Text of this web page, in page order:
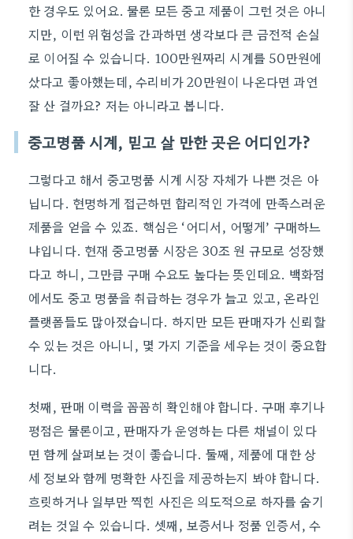
한 경우도 있어요. 물론 모든 중고 제품이 그런 것은 아니
지만, 이런 위험성을 간과하면 생각보다 큰 금전적 손실
로 이어질 수 있습니다. 100만원짜리 시계를 50만원에
샀다고 좋아했는데, 수리비가 20만원이 나온다면 과연
잘 산 걸까요? 저는 아니라고 봅니다.
중고명품 시계, 믿고 살 만한 곳은 어디인가?
그렇다고 해서 중고명품 시계 시장 자체가 나쁜 것은 아
닙니다. 현명하게 접근하면 합리적인 가격에 만족스러운
제품을 얻을 수 있죠. 핵심은 ‘어디서, 어떻게’ 구매하느
냐입니다. 현재 중고명품 시장은 30조 원 규모로 성장했
다고 하니, 그만큼 구매 수요도 높다는 뜻인데요. 백화점
에서도 중고 명품을 취급하는 경우가 늘고 있고, 온라인
플랫폼들도 많아졌습니다. 하지만 모든 판매자가 신뢰할
수 있는 것은 아니니, 몇 가지 기준을 세우는 것이 중요합
니다.
첫째, 판매 이력을 꼼꼼히 확인해야 합니다. 구매 후기나
평점은 물론이고, 판매자가 운영하는 다른 채널이 있다
면 함께 살펴보는 것이 좋습니다. 둘째, 제품에 대한 상
세 정보와 함께 명확한 사진을 제공하는지 봐야 합니다.
흐릿하거나 일부만 찍힌 사진은 의도적으로 하자를 숨기
려는 것일 수 있습니다. 셋째, 보증서나 정품 인증서, 수